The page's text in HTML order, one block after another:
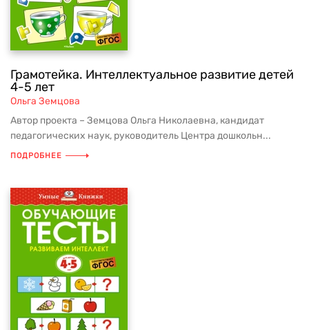
Грамотейка. Интеллектуальное развитие детей
4-5 лет
Ольга Земцова
Автор проекта – Земцова Ольга Николаевна, кандидат
педагогических наук, руководитель Центра дошкольн...
ПОДРОБНЕЕ